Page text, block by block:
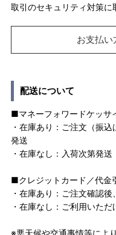
取引のセキュリティ対策に
お支払い
配送について
■マネーフォワードケッサ
・在庫あり：ご注文（振
発送
・在庫なし：入荷次第発送
■クレジットカード／代金
・在庫あり：ご注文確認
・在庫なし：ご利用いただ
※悪天候や交通事情等によ